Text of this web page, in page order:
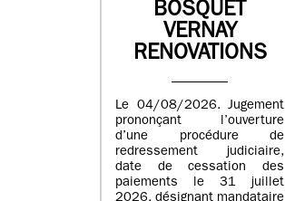
BOSQUET
VERNAY
RENOVATIONS
Le 04/08/2026. Jugement
prononçant l’ouverture
d’une procédure de
redressement judiciaire,
date de cessation des
paiements le 31 juillet